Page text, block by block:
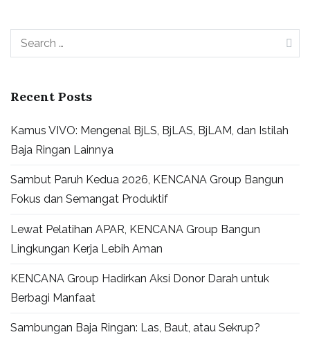
Search
for:
Recent Posts
Kamus VIVO: Mengenal BjLS, BjLAS, BjLAM, dan Istilah
Baja Ringan Lainnya
Sambut Paruh Kedua 2026, KENCANA Group Bangun
Fokus dan Semangat Produktif
Lewat Pelatihan APAR, KENCANA Group Bangun
Lingkungan Kerja Lebih Aman
KENCANA Group Hadirkan Aksi Donor Darah untuk
Berbagi Manfaat
Sambungan Baja Ringan: Las, Baut, atau Sekrup?